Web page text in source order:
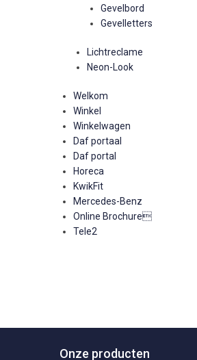
Gevelbord
Gevelletters
Lichtreclame
Neon-Look
Welkom
Winkel
Winkelwagen
Daf portaal
Daf portal
Horeca
KwikFit
Mercedes-Benz
Online Brochure
Tele2
Onze producten